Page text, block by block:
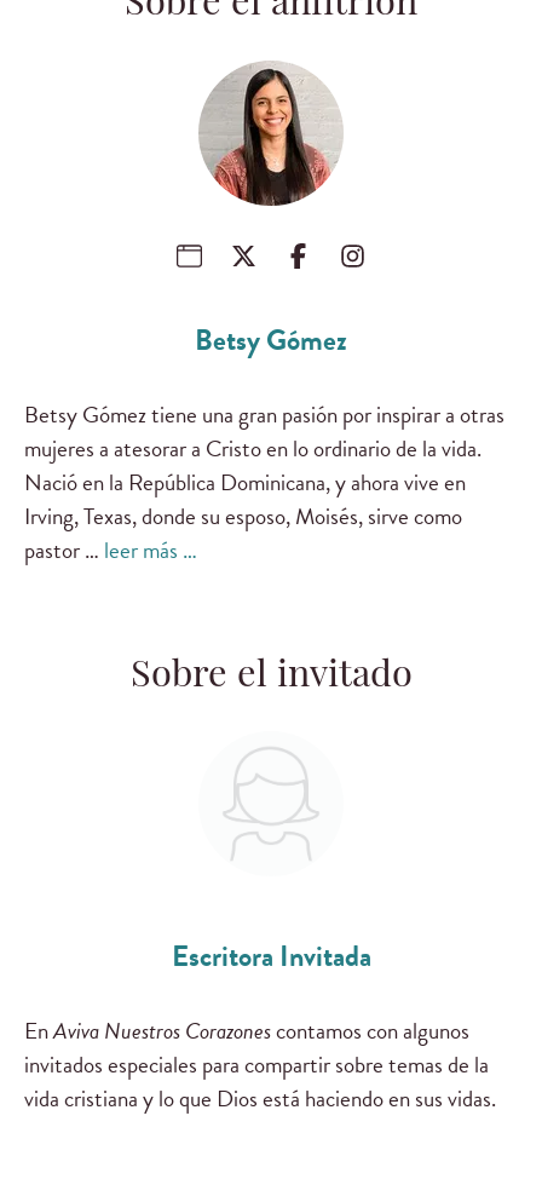
Betsy Gómez
Betsy Gómez tiene una gran pasión por inspirar a otras
mujeres a atesorar a Cristo en lo ordinario de la vida.
Nació en la República Dominicana, y ahora vive en
Irving, Texas, donde su esposo, Moisés, sirve como
pastor … leer más …
Sobre el invitado
Escritora Invitada
EnAviva Nuestros Corazonescontamos con algunos
invitados especiales para compartir sobre temas de la
vida cristiana y lo que Dios está haciendo en sus vidas.